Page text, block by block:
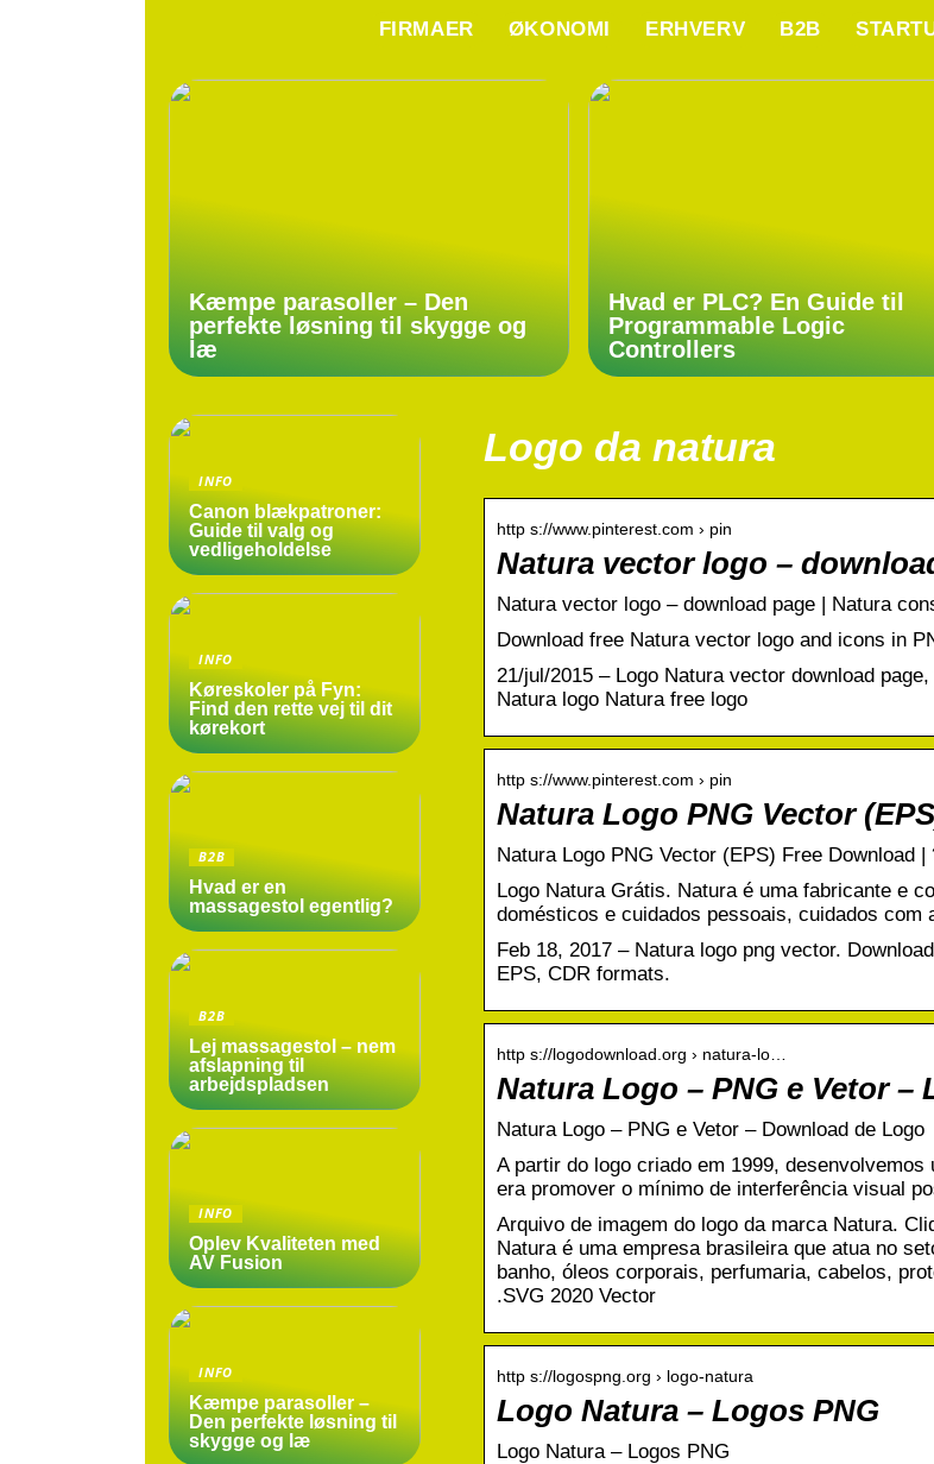
FIRMAER ØKONOMI ERHVERV B2B
Kæmpe parasoller – Den
perfekte løsning til skygge og
læ
Hvad er PLC? En Guide til
Programmable Logic
Controllers
Logo da natura
http s://www.pinterest.com › pin
Natura vector logo –
Natura vector logo – download page | Natura
Download free Natura vector logo and icons in
21/jul/2015 – Logo Natura vector download
Natura logo Natura free logo
http s://www.pinterest.com › pin
Natura Logo PNG Vector
Natura Logo PNG Vector (EPS) Free Download
Logo Natura Grátis. Natura é uma fabricante e
domésticos e cuidados pessoais, cuidados com
Feb 18, 2017 – Natura logo png vector.
EPS, CDR formats.
http s://logodownload.org › natura-lo…
Natura Logo – PNG e Vetor –
Natura Logo – PNG e Vetor – Download de Logo
A partir do logo criado em 1999,
era promover o mínimo de interferência visual
Arquivo de imagem do logo da marca Natura.
Natura é uma empresa brasileira que atua no
banho, óleos corporais, perfumaria, cabelos,
.SVG 2020 Vector
http s://logospng.org › logo-natura
Logo Natura – Logos PNG
Logo Natura – Logos PNG
INFO
Canon blækpatroner:
Guide til valg og
vedligeholdelse
INFO
Køreskoler på Fyn:
Find den rette vej til dit
kørekort
B2B
Hvad er en
massagestol egentlig?
B2B
Lej massagestol – nem
afslapning til
arbejdspladsen
INFO
Oplev Kvaliteten med
AV Fusion
INFO
Kæmpe parasoller –
Den perfekte løsning til
skygge og læ